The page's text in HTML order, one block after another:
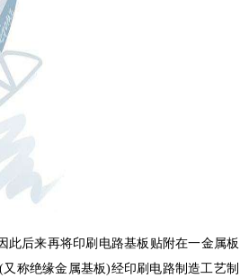
此后来再将印刷电路基板贴附在一金属板
称绝缘金属基板)经印刷电路制造工艺制